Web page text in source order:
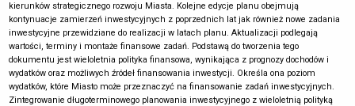
kierunków strategicznego rozwoju Miasta. Kolejne edycje planu obejmują
kontynuacje zamierzeń inwestycyjnych z poprzednich lat jak również nowe zadania
inwestycyjne przewidziane do realizacji w latach planu. Aktualizacji podlegają
wartości, terminy i montaże finansowe zadań. Podstawą do tworzenia tego
dokumentu jest wieloletnia polityka finansowa, wynikająca z prognozy dochodów i
wydatków oraz możliwych źródeł finansowania inwestycji. Określa ona poziom
wydatków, które Miasto może przeznaczyć na finansowanie zadań inwestycyjnych.
Zintegrowanie długoterminowego planowania inwestycyjnego z wieloletnią polityką